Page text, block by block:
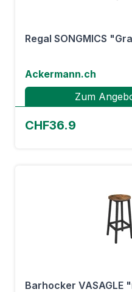
Regal SONGMICS
Ackermann.ch
Zum
CHF36.9
Barhocker VASAGLE